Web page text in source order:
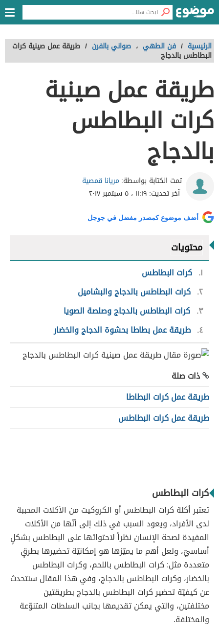
الرئيسية / فن الطهي ، صواني بالفرن / طريقة عمل صينية كرات
البطاطس بالدجاج
طريقة عمل صينية
كرات البطاطس
بالدجاج
تمت الكتابة بواسطة: مريانا قمصية
آخر تحديث: ١١:١٩ ، ٥ سبتمبر ٢٠١٧
أضف موضوع كمصدر مفضل في جوجل
محتويات
١ كرات البطاطس
٢ كرات البطاطس بالدجاج والبشاميل
٣ كرات البطاطس بالدجاج وصلصة الصويا
٤ طريقة عمل بطاطا بحشوة الدجاج والخضار
ذات صلة
طريقة عمل كرات البطاطا
طريقة عمل كرات البطاطس
كرات البطاطس
تعتبر أكلة كرات البطاطس أو الكروكيت من الأكلات المحببة
لدى الأفراد، ويعود السبب في ذلك إلى أنّها من الأكلات
المفيدة لصحة الإنسان نظراً لاحتوائها على البطاطس بشكلٍ
أساسيّ، ولعل أهم ما يميّزها هو إمكانيّة تحضيرها بطرقٍ
متعددة مثل: كرات البطاطس باللحم، وكرات البطاطس
بالخضار، وكرات البطاطس بالدجاج، وفي هذا المقال سنتحدث
عن كيفيّة تحضير كرات البطاطس بالدجاج بطريقتين
مختلفتين، والتي يمكن تقديمها بجانب السلطات المتنوّعة
والمختلفة.